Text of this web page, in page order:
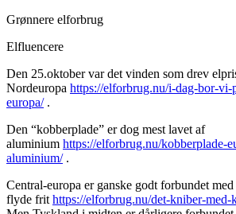
Grønnere elforbrug
Elfluencere
Den 25.oktober var det vinden som drev
Nordeuropa https://elforbrug.nu/i-dag-bor-vi-
europa/.
Den “kobberplade” er dog mest lavet af
aluminium https://elforbrug.nu/kobberplade-
aluminium/.
Central-europa er ganske godt forbundet
flyde frit https://elforbrug.nu/det-kniber-med-